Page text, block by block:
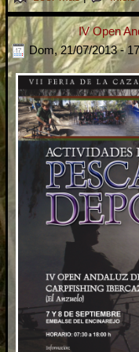
IV Open
Dom, 21/07/2013 -